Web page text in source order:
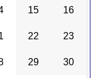
15 16
22 23
29 30